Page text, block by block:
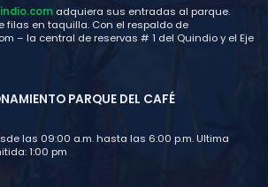
adquiera sus entradas al parque.
filas en taquilla. Con el respaldo de
– la central de reservas # 1 del Quindio y el Eje
PARQUE DEL CAFÉ
las 09:00 a.m. hasta las 6:00 p.m. Ultima
1:00 pm